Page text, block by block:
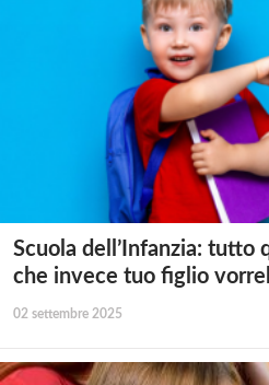
Scuola dell’Infanzia: tutto
che invece tuo figlio
02 settembre 2025